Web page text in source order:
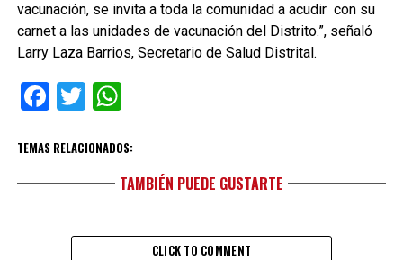
vacunación, se invita a toda la comunidad a acudir con su
carnet a las unidades de vacunación del Distrito.”, señaló
Larry Laza Barrios, Secretario de Salud Distrital.
Facebook
TwitterWhatsApp
TEMAS RELACIONADOS:
TAMBIÉN PUEDE GUSTARTE
CLICK TO COMMENT